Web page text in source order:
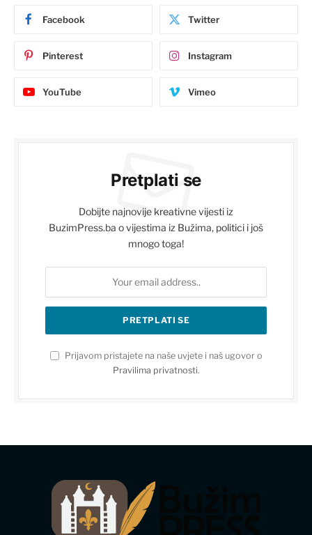
Facebook Twitter
Pinterest Instagram
YouTube Vimeo
Pretplati se
Dobijte najnovije kreativne vijesti iz
BuzimPress.ba o vijestima iz Bužima, politici i još
mnogo toga!
Prijavom pristajete na naše uvjete i naš ugovor o
Pravilima privatnosti.